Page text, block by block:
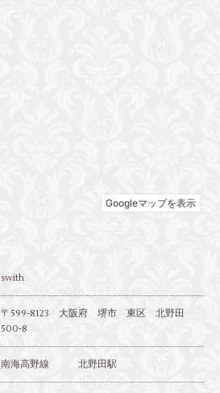
swith
〒599-8123 大阪府 堺市 東区 北野田
500‐8
南海高野線 北野田駅